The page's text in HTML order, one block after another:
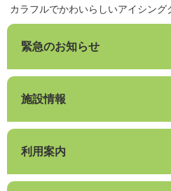
カラフルでかわいらしいアイシング
緊急のお知らせ
施設情報
利用案内